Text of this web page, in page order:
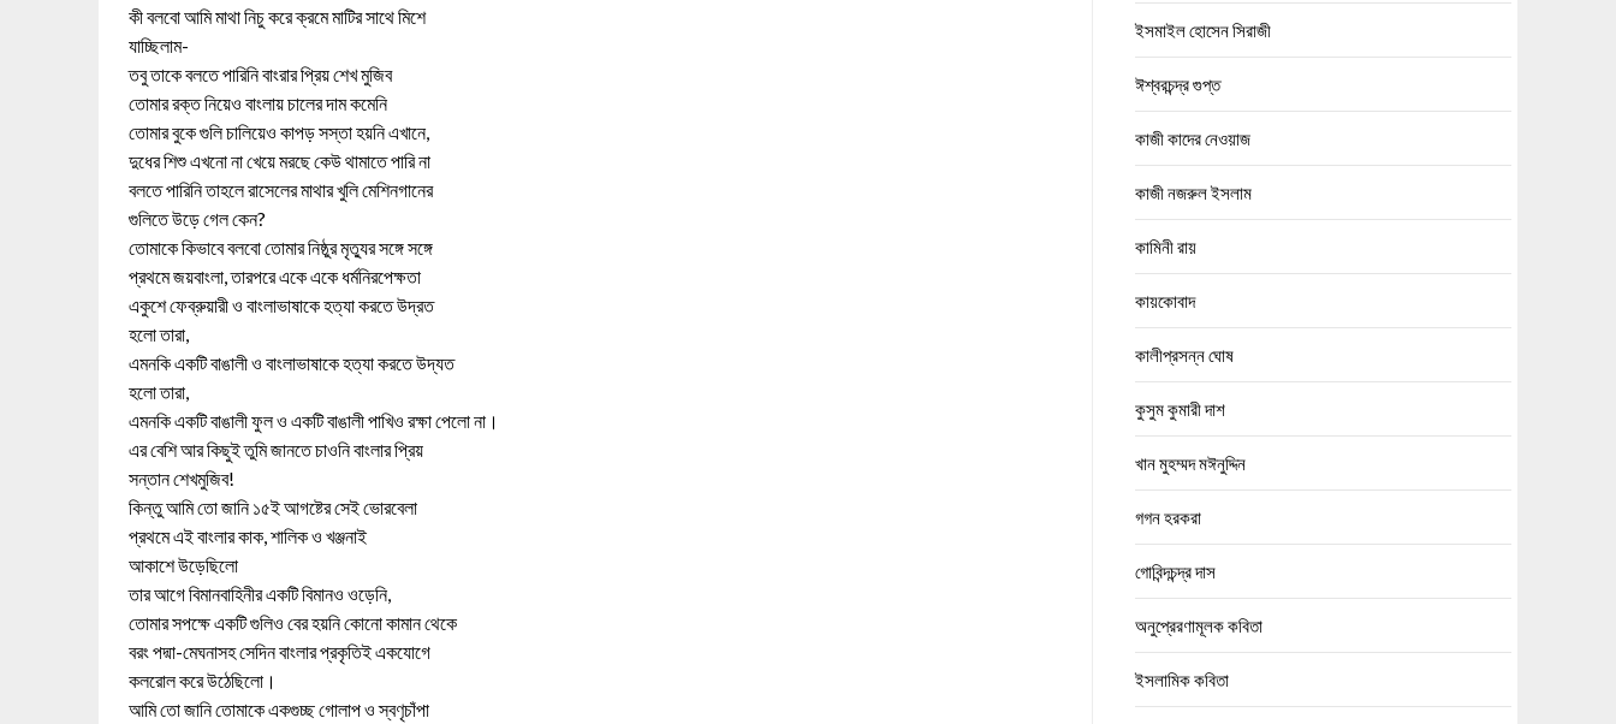
কী বলবো আমি মাথা নিচু করে ক্রমে মাটির সাথে মিশে
যাচ্ছিলাম-
তবু তাকে বলতে পারিনি বাংরার প্রিয় শেখ মুজিব
তোমার রক্ত নিয়েও বাংলায় চালের দাম কমেনি
তোমার বুকে গুলি চালিয়েও কাপড় সস্তা হয়নি এখানে,
দুধের শিশু এখনো না খেয়ে মরছে কেউ থামাতে পারি না
বলতে পারিনি তাহলে রাসেলের মাথার খুলি মেশিনগানের
গুলিতে উড়ে গেল কেন?
তোমাকে কিভাবে বলবো তোমার নিষ্ঠুর মৃত্যুর সঙ্গে সঙ্গে
প্রথমে জয়বাংলা, তারপরে একে একে ধর্মনিরপেক্ষতা
একুশে ফেব্রুয়ারী ও বাংলাভাষাকে হত্যা করতে উদ্রত
হলো তারা,
এমনকি একটি বাঙালী ও বাংলাভাষাকে হত্যা করতে উদ্যত
হলো তারা,
এমনকি একটি বাঙালী ফুল ও একটি বাঙালী পাখিও রক্ষা পেলো না।
এর বেশি আর কিছুই তুমি জানতে চাওনি বাংলার প্রিয়
সন্তান শেখমুজিব!
কিন্তু আমি তো জানি ১৫ই আগষ্টের সেই ভোরবেলা
প্রথমে এই বাংলার কাক, শালিক ও খঞ্জনাই
আকাশে উড়েছিলো
তার আগে বিমানবাহিনীর একটি বিমানও ওড়েনি,
তোমার সপক্ষে একটি গুলিও বের হয়নি কোনো কামান থেকে
বরং পদ্মা-মেঘনাসহ সেদিন বাংলার প্রকৃতিই একযোগে
কলরোল করে উঠেছিলো।
আমি তো জানি তোমাকে একগুচ্ছ গোলাপ ও স্বণৃচাঁপা
ইসমাইল হোসেন সিরাজী
ঈশ্বরচন্দ্র গুপ্ত
কাজী কাদের নেওয়াজ
কাজী নজরুল ইসলাম
কামিনী রায়
কায়কোবাদ
কালীপ্রসন্ন ঘোষ
কুসুম কুমারী দাশ
খান মুহম্মদ মঈনুদ্দিন
গগন হরকরা
গোবিন্দচন্দ্র দাস
অনুপ্রেরণামূলক কবিতা
ইসলামিক কবিতা